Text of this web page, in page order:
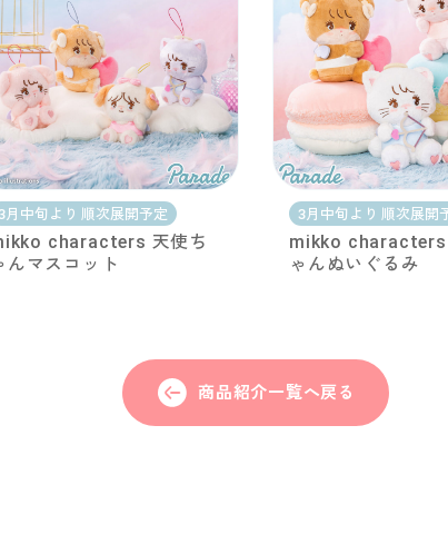
3月中旬より 順次展開予定
characters 天使ち
んマスコット
3月中旬より 順次展開
mikko characters
ゃんぬいぐるみ
商品紹介一覧へ戻る